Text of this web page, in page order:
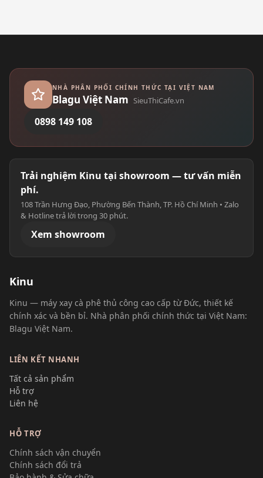
NHÀ PHÂN PHỐI CHÍNH THỨC TẠI VIỆT NAM
Blagu Việt Nam SieuThiCafe.vn
0898 149 108
Trải nghiệm Kinu tại showroom — tư vấn miễn
phí.
108 Trần Hưng Đạo, Phường Bến Thành, TP. Hồ Chí Minh • Zalo
& Hotline trả lời trong 30 phút.
Xem showroom
Kinu
Kinu — máy xay cà phê thủ công cao cấp từ Đức, thiết kế
chính xác và bền bỉ. Nhà phân phối chính thức tại Việt Nam:
Blagu Việt Nam.
LIÊN KẾT NHANH
Tất cả sản phẩm
Hỗ trợ
Liên hệ
HỖ TRỢ
Chính sách vận chuyển
Chính sách đổi trả